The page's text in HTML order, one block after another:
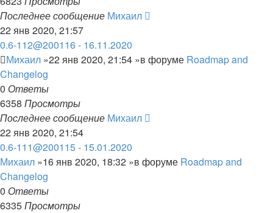
Последнее сообщение Михаил
22 янв 2020, 21:57
0.6-112@200116 - 16.11.2020
Михаил »22 янв 2020, 21:54 »в форуме Roadmap and
Changelog
0 Ответы
6358 Просмотры
Последнее сообщение Михаил
22 янв 2020, 21:54
0.6-111@200115 - 15.01.2020
Михаил »16 янв 2020, 18:32 »в форуме Roadmap and
Changelog
0 Ответы
6335Просмотры